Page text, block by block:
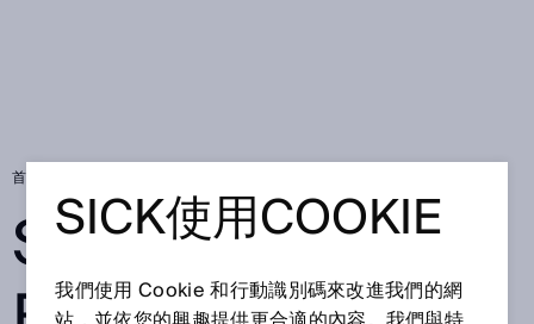
首頁
SICK SENSOR
SICK使用COOKIE
我們使用 Cookie 和行動識別碼來改進我們的網